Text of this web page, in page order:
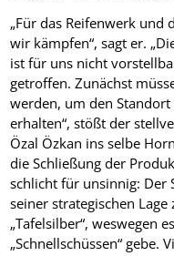
„Für das Reifenwerk und
wir kämpfen“, sagt er.
ist für uns nicht
getroffen. Zunächst
werden, um den
erhalten“, stößt der
Özal Özkan ins selbe
die Schließung der
schlicht für unsinnig: Der
seiner strategischen
„Tafelsilber“, weswegen
„Schnellschüssen“